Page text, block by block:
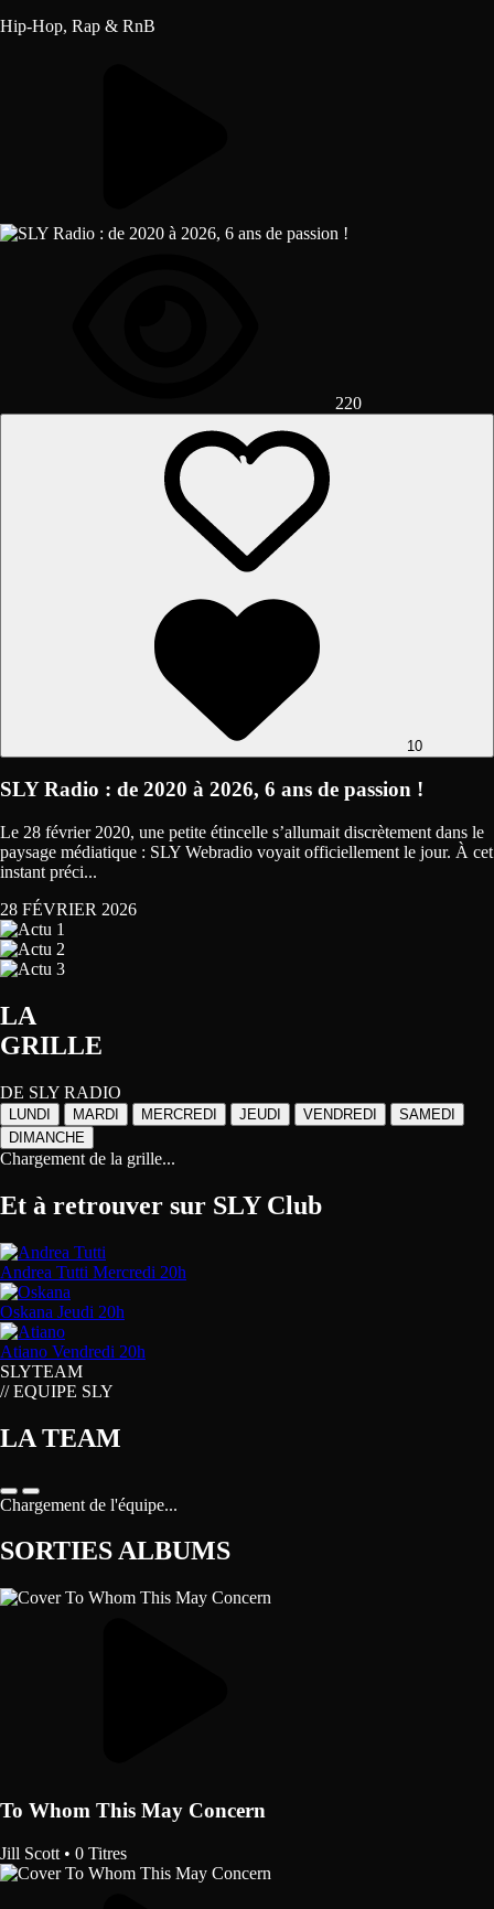
Hip-Hop, Rap & RnB
220
10
SLY Radio : de 2020 à 2026, 6 ans de passion !
Le 28 février 2020, une petite étincelle s’allumait discrètement dans le
paysage médiatique : SLY Webradio voyait officiellement le jour. À cet
instant préci...
28 FÉVRIER 2026
LA
GRILLE
DE SLY RADIO
LUNDI MARDI MERCREDI JEUDI VENDREDI
SAMEDI
DIMANCHE
Chargement de la grille...
Et à retrouver sur SLY Club
Andrea Tutti Mercredi 20h
Oskana Jeudi 20h
Atiano Vendredi 20h
SLYTEAM
// EQUIPE SLY
LA TEAM
Chargement de l'équipe...
SORTIES ALBUMS
To Whom This May Concern
Jill Scott • 0 Titres